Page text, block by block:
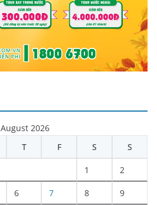
August 2026
T F S S
1 2
6 7 8 9